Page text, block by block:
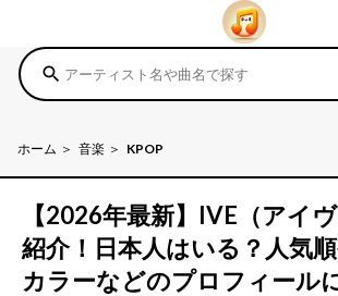
search
ホーム 音楽 KPOP
【2026年最新】IVE（アイ
紹介！日本人はいる？人気
カラーなどのプロフィール